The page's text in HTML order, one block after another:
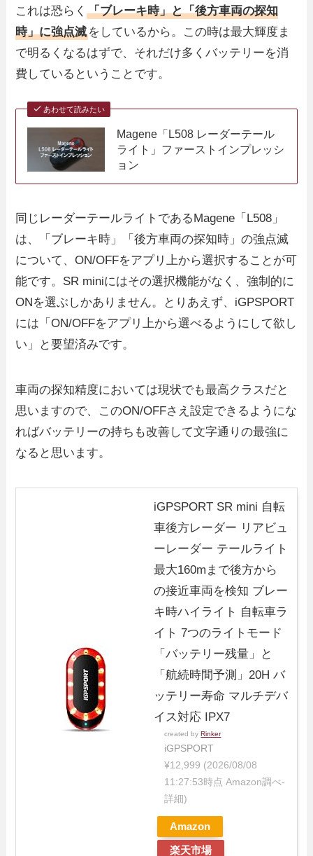
これは恐らく「ブレーキ時」と「後方車両の探知
時」に強点滅をしているから。この時は最大輝度ま
で明るくなるはずで、それだけ多くバッテリーを消
費しているということです。
あわせて読みたい
Magene「L508 レーダーテール
ライト」ファーストインプレッシ
ョン
同じレーダーテールライトであるMagene「L508」
は、「ブレーキ時」「後方車両の探知時」の強点滅
について、ON/OFFをアプリ上から選択することが可
能です。SR miniにはその選択機能がなく、強制的に
ONを選ぶしかありません。とりあえず、iGPSPORT
には「ON/OFFをアプリ上から選べるようにして欲し
い」と要望済みです。
車両の探知精度においては現状でも最高クラスだと
思いますので、このON/OFFさえ設定できるようにな
ればバッテリーの持ちも改善して文字通りの最強に
なると思います。
iGPSPORT SR mini 自転
車後方レーダー リアビュ
ーレーダー テールライト
最大160mまで後方から
の接近車両を検知 ブレー
キ時ハイライト 自転車ラ
イト 7つのライトモード
「バッテリー残量」と
「航続時間予測」20H バ
ッテリー寿命 マルチデバ
イス対応 IPX7
created byRinker
iGPSPORT
¥12,999 (2026/08/08
11:27:53時点 Amazon調べ-
詳細)
Amazon
楽天市場